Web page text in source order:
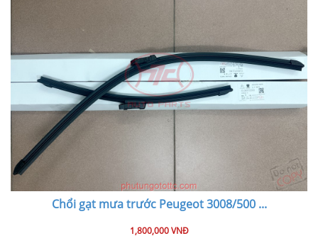
Chổi gạt mưa trước Peugeot 3008/500...
1,800,000 VNĐ